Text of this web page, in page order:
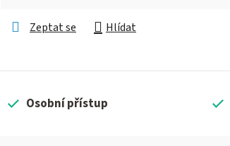
Zeptat se
Hlídat
Osobní přístup